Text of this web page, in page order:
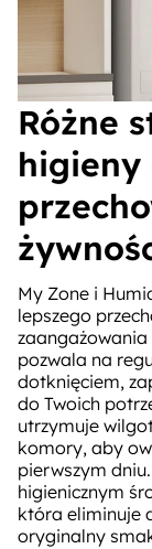
Różne
higieny
My Zone i
lepszego
zaangażowania
pozwala na
dotknięciem,
do Twoich
utrzymuje
komory, aby
pierwszym
higienicznym
która eliminuje
oryginalny